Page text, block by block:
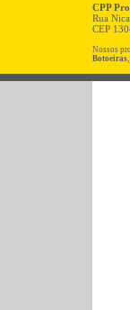
CPP
Rua
CEP
Nossos
Botoeiras,